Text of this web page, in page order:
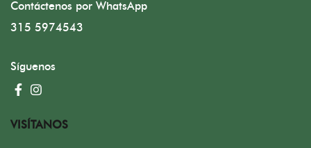
Contáctenos por WhatsApp
315 5974543
Síguenos
VISÍTANOS